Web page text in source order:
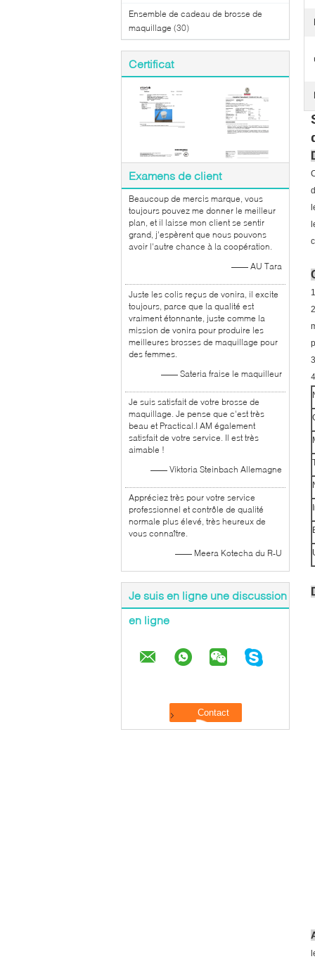
Ensemble de cadeau de brosse de
maquillage (30)
Certificat
Examens de client
Beaucoup de mercis marque, vous
toujours pouvez me donner le meilleur
plan, et il laisse mon client se sentir
grand, j'espèrent que nous pouvons
avoir l'autre chance à la coopération.
—— AU Tara
Juste les colis reçus de vonira, il excite
toujours, parce que la qualité est
vraiment étonnante, juste comme la
mission de vonira pour produire les
meilleures brosses de maquillage pour
des femmes.
—— Sateria fraise le maquilleur
Je suis satisfait de votre brosse de
maquillage. Je pense que c'est très
beau et Practical.I AM également
satisfait de votre service. Il est très
aimable !
—— Viktoria Steinbach Allemagne
Appréciez très pour votre service
professionnel et contrôle de qualité
normale plus élevé, très heureux de
vous connaître.
—— Meera Kotecha du R-U
Je suis en ligne une discussion
en ligne